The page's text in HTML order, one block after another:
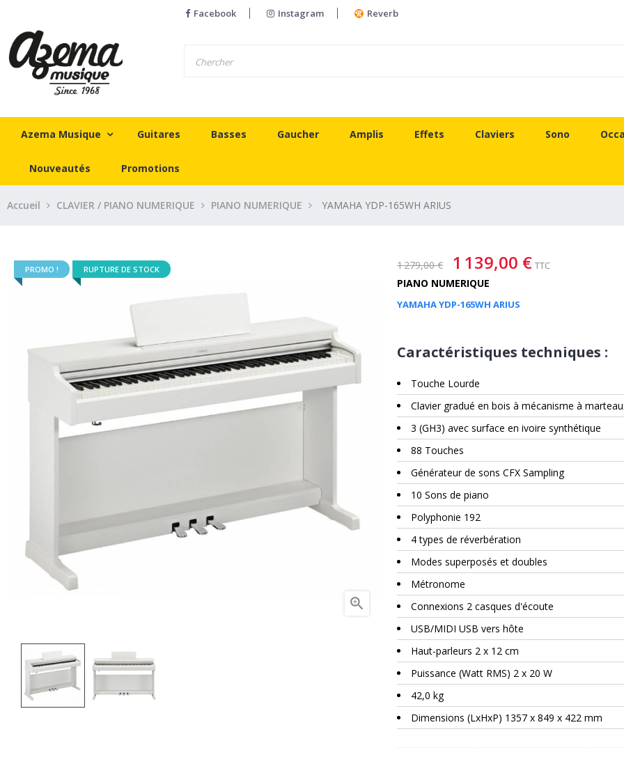
Facebook Instagram Reverb
Azema Musique Guitares Basses Gaucher Amplis Effets Claviers Sono
Nouveautés Promotions
Accueil CLAVIER / PIANO NUMERIQUE PIANO NUMERIQUE YAMAHA YDP-165WH ARIUS
PROMO ! RUPTURE DE STOCK

1 279,00 € 1 139,00 € TTC
PIANO NUMERIQUE
YAMAHA YDP-165WH ARIUS
Caractéristiques techniques :
Touche Lourde
Clavier gradué en bois à mécanisme à
3 (GH3) avec surface en ivoire synthétique
88 Touches
Générateur de sons CFX Sampling
10 Sons de piano
Polyphonie 192
4 types de réverbération
Modes superposés et doubles
Métronome
Connexions 2 casques d'écoute
USB/MIDI USB vers hôte
Haut-parleurs 2 x 12 cm
Puissance (Watt RMS) 2 x 20 W
42,0 kg
Dimensions (LxHxP) 1357 x 849 x 422 mm